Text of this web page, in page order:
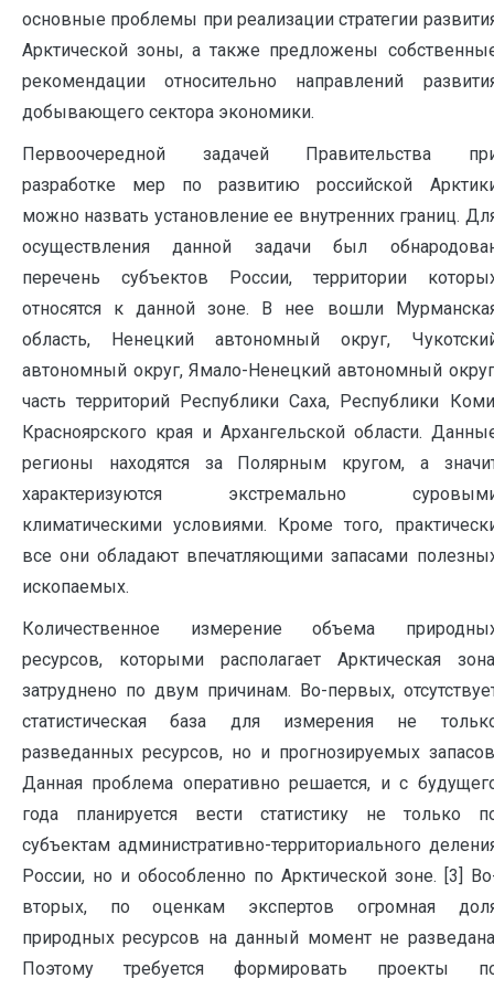
основные проблемы при реализации стратегии
Арктической зоны, а также предложены
рекомендации относительно направлений
добывающего сектора экономики.
Первоочередной задачей Правительства
разработке мер по развитию российской
можно назвать установление ее внутренних границ.
осуществления данной задачи был
перечень субъектов России, территории
относятся к данной зоне. В нее вошли
область, Ненецкий автономный округ,
автономный округ, Ямало-Ненецкий автономный
часть территорий Республики Саха, Республики
Красноярского края и Архангельской области.
регионы находятся за Полярным кругом, а
характеризуются экстремально
климатическими условиями. Кроме того,
все они обладают впечатляющими запасами
ископаемых.
Количественное измерение объема
ресурсов, которыми располагает Арктическая
затруднено по двум причинам. Во-первых,
статистическая база для измерения не
разведанных ресурсов, но и прогнозируемых
Данная проблема оперативно решается, и с
года планируется вести статистику не только
субъектам административно-территориального
России, но и обособленно по Арктической зоне. [3]
вторых, по оценкам экспертов огромная
природных ресурсов на данный момент не
Поэтому требуется формировать проекты